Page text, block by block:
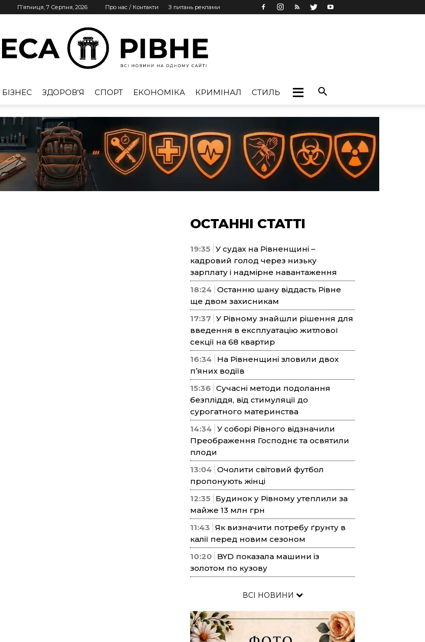
П’ятниця, 7 Серпня, 2026 Про нас / Контакти З питань реклами
Рівне
БІЗНЕС ЗДОРОВ'Я СПОРТ ЕКОНОМІКА КРИМІНАЛ СТИЛЬ
ОСТАННІ СТАТТІ
19:35 У судах на Рівненщині –
кадровий голод через низьку
зарплату і надмірне навантаження
18:24 Останню шану віддасть Рівне
ще двом захисникам
17:37 У Рівному знайшли рішення для
введення в експлуатацію житлової
секції на 68 квартир
16:34
На Рівненщині зловили двох
п’яних водіїв
15:36 Сучасні методи подолання
безпліддя, від стимуляції до
сурогатного материнства
14:34 У соборі Рівного відзначили
Преображення Господнє та освятили
плоди
13:04 Очолити світовий футбол
пропонують жінці
12:35 Будинок у Рівному утеплили за
майже 13 млн грн
11:43 Як визначити потребу ґрунту в
калії перед новим сезоном
10:20
BYD показала машини із
золотом по кузову
ВСІ НОВИНИ